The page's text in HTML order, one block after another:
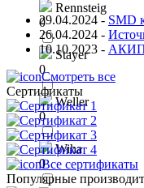
Rennsteig
0
Stayer
0
Weller
0
Wiha
0
29.04.2024 - SMD
26.04.2024 -
10.10.2023 - АКИП
Смотреть все
Сертификаты
Все сертификаты
Популярные